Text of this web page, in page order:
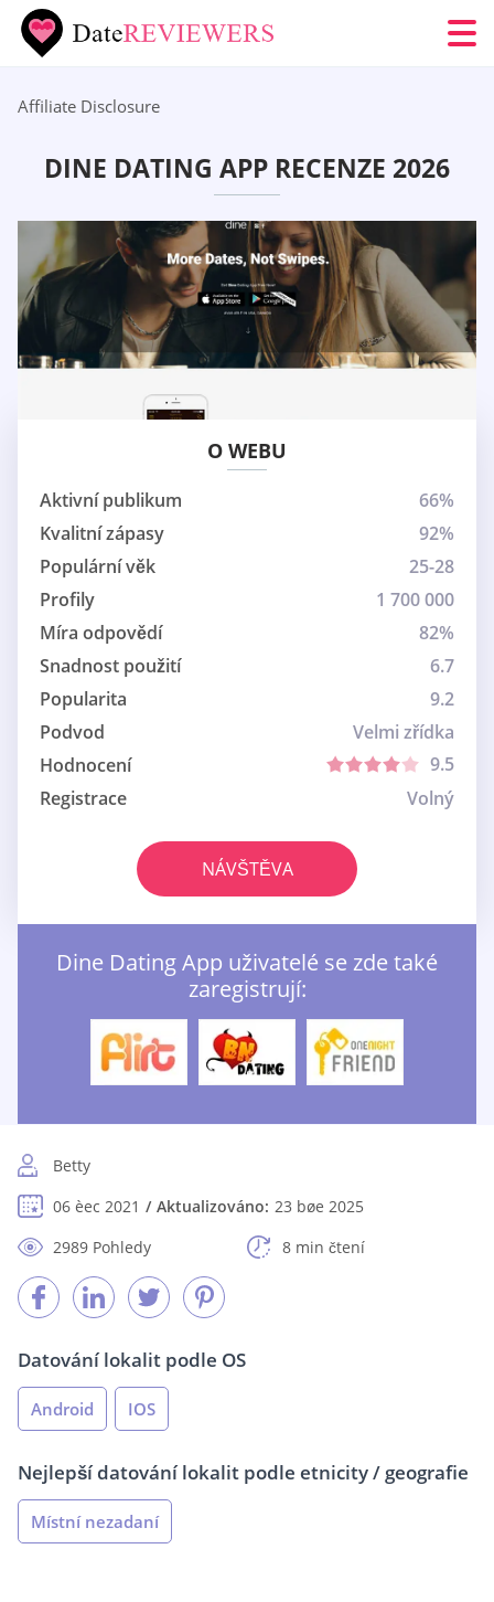
Affiliate Disclosure
DINE DATING APP RECENZE 2026
O WEBU
Aktivní publikum
66%
Kvalitní zápasy
92%
Populární věk
25-28
Profily
1 700 000
Míra odpovědí
82%
Snadnost použití
6.7
Popularita
9.2
Podvod
Velmi zřídka
Hodnocení
9.5
Registrace
Volný
NÁVŠTĚVA
Dine Dating App uživatelé se zde také
zaregistrují:
Betty
06 èec 2021
Aktualizováno: 23 bøe 2025
2989 Pohledy
8 min čtení
Datování lokalit podle OS
Android IOS
Nejlepší datování lokalit podle etnicity / geografie
Místní nezadaní